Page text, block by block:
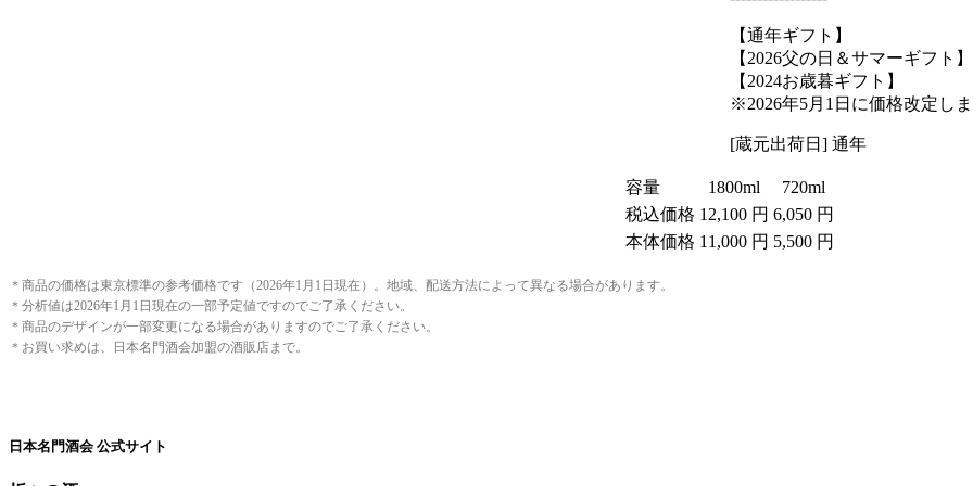
【通年ギフト】
【2026父の日＆サマーギフト】
【2024お歳暮ギフト】
※2026年5月1日に価格改定し
[蔵元出荷日] 通年
容量 1800ml
720ml
税込価格 12,100 円 6,050 円
本体価格 11,000 円 5,500 円
＊商品の価格は東京標準の参考価格です（2026年1月1日現在）。地域、配送方法によって異なる場合があります。
＊分析値は2026年1月1日現在の一部予定値ですのでご了承ください。
＊商品のデザインが一部変更になる場合がありますのでご了承ください。
＊お買い求めは、日本名門酒会加盟の酒販店まで。
日本名門酒会 公式サイト